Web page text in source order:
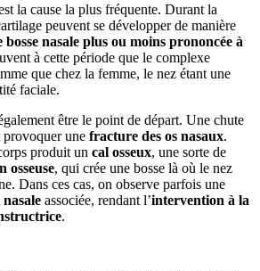
la cause la plus fréquente. Durant la
peuvent se développer de manière
bosse nasale plus ou moins prononcée à
à cette période que le complexe
que chez la femme, le nez étant une
faciale.
être le point de départ. Une chute
une fracture des os nasaux.
produit un cal osseux, une sorte de
osseuse, qui crée une bosse là où le nez
Dans ces cas, on observe parfois une
associée, rendant l’intervention à la
.